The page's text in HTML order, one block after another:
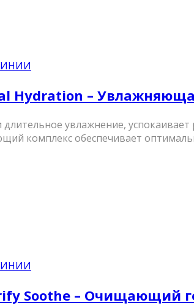
Hydration –
увлажнение,
комплекс обеспечивает
Soothe – Очищающий